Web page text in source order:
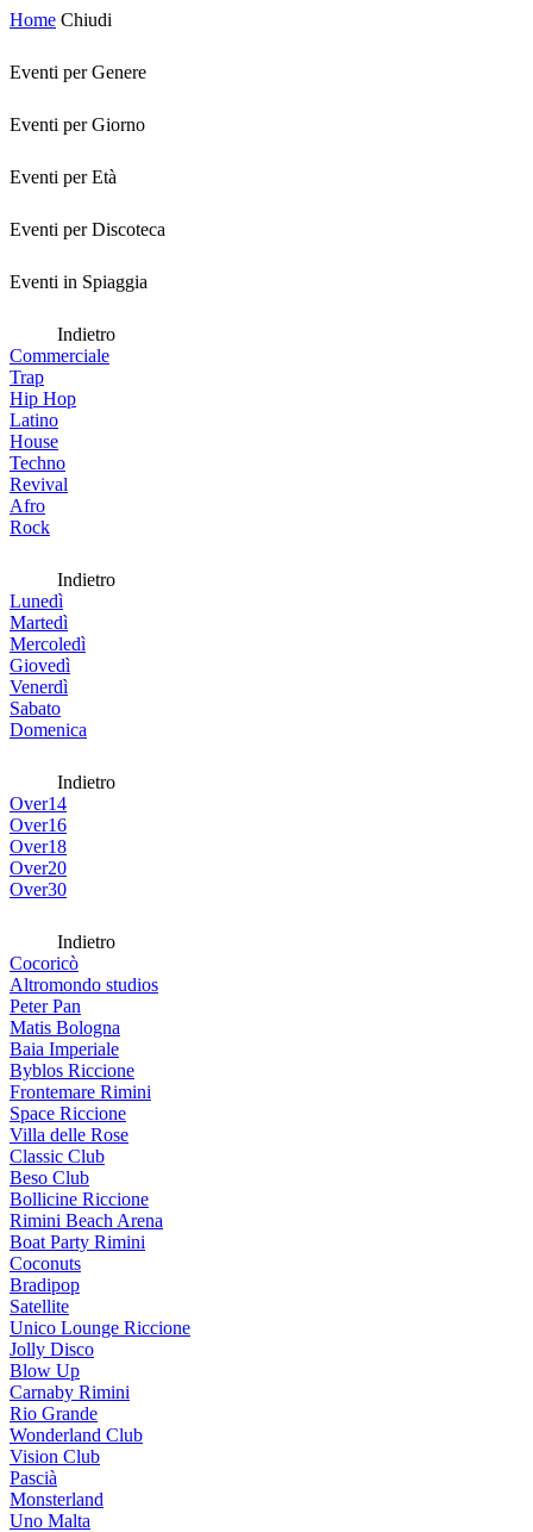
Home Chiudi
Eventi per Genere
Eventi per Giorno
Eventi per Età
Eventi per Discoteca
Eventi in Spiaggia
Indietro
Commerciale
Trap
Hip Hop
Latino
House
Techno
Revival
Afro
Rock
Indietro
Lunedì
Martedì
Mercoledì
Giovedì
Venerdì
Sabato
Domenica
Indietro
Over14
Over16
Over18
Over20
Over30
Indietro
Cocoricò
Altromondo studios
Peter Pan
Matis Bologna
Baia Imperiale
Byblos Riccione
Frontemare Rimini
Space Riccione
Villa delle Rose
Classic Club
Beso Club
Bollicine Riccione
Rimini Beach Arena
Boat Party Rimini
Coconuts
Bradipop
Satellite
Unico Lounge Riccione
Jolly Disco
Blow Up
Carnaby Rimini
Rio Grande
Wonderland Club
Vision Club
Pascià
Monsterland
Uno Malta